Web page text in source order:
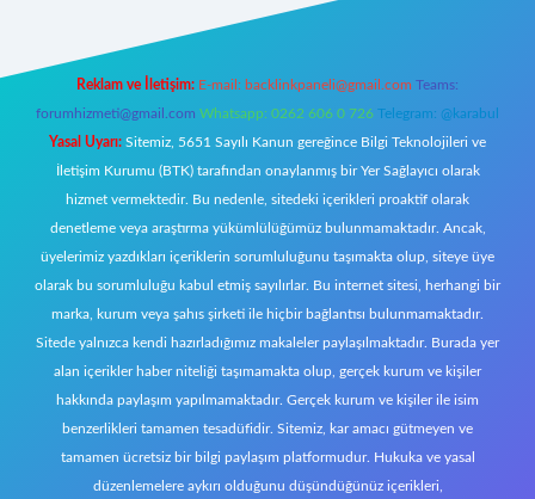
Reklam ve İletişim: E-mail: backlinkpaneli@gmail.com Teams:
forumhizmeti@gmail.com Whatsapp: 0262 606 0 726 Telegram: @karabul
Yasal Uyarı: Sitemiz, 5651 Sayılı Kanun gereğince Bilgi Teknolojileri ve
İletişim Kurumu (BTK) tarafından onaylanmış bir Yer Sağlayıcı olarak
hizmet vermektedir. Bu nedenle, sitedeki içerikleri proaktif olarak
denetleme veya araştırma yükümlülüğümüz bulunmamaktadır. Ancak,
üyelerimiz yazdıkları içeriklerin sorumluluğunu taşımakta olup, siteye üye
olarak bu sorumluluğu kabul etmiş sayılırlar. Bu internet sitesi, herhangi bir
marka, kurum veya şahıs şirketi ile hiçbir bağlantısı bulunmamaktadır.
Sitede yalnızca kendi hazırladığımız makaleler paylaşılmaktadır. Burada yer
alan içerikler haber niteliği taşımamakta olup, gerçek kurum ve kişiler
hakkında paylaşım yapılmamaktadır. Gerçek kurum ve kişiler ile isim
benzerlikleri tamamen tesadüfidir. Sitemiz, kar amacı gütmeyen ve
tamamen ücretsiz bir bilgi paylaşım platformudur. Hukuka ve yasal
düzenlemelere aykırı olduğunu düşündüğünüz içerikleri,